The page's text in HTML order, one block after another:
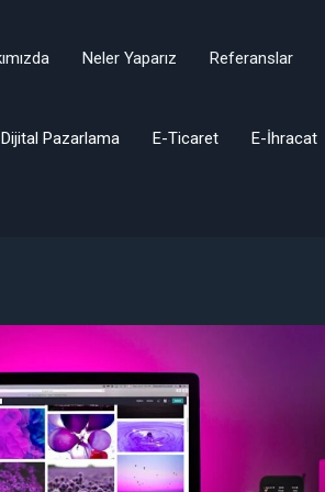
Neler Yaparız Referanslar
Dijital Pazarlama E-Ticaret E-İhracat